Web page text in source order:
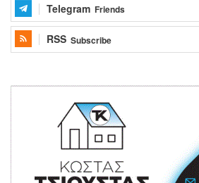
Telegram Friends
RSS Subscribe